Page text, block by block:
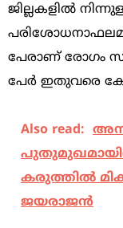
ജില്ലകളില്‍
പേരാണ് രോഗം
പേര്‍ ഇതുവരെ
Also read:
കരുത്തില്‍
ജയരാജന്‍